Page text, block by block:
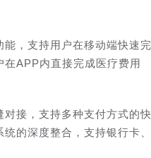
能，支持用户在移动端快速完
APP内直接完成医疗费用
对接，支持多种支付方式的快
的深度整合，支持银行卡、